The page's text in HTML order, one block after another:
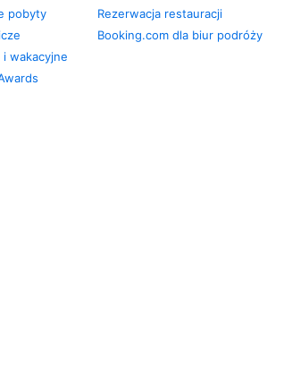
pobyty
wakacyjne
Rezerwacja restauracji
Booking.com dla biur podróży